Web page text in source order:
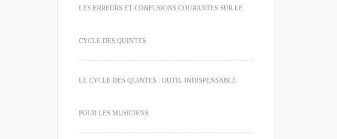
LES ERREURS ET CONFUSIONS COURANTES SUR LE
CYCLE DES QUINTES
LE CYCLE DES QUINTES : OUTIL INDISPENSABLE
POUR LES MUSICIENS